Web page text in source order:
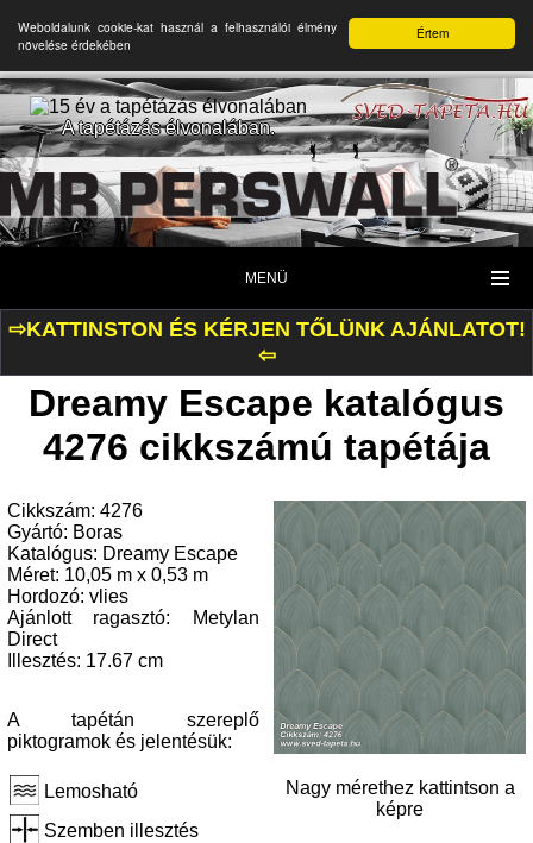
Értem
Weboldalunk cookie-kat használ a felhasználói élmény
növelése érdekében
A tapétázás élvonalában.
MENÜ
⇨KATTINSTON ÉS KÉRJEN TŐLÜNK AJÁNLATOT!
⇦
Dreamy Escape katalógus
4276 cikkszámú tapétája
Cikkszám: 4276
Gyártó: Boras
Katalógus: Dreamy Escape
Méret: 10,05 m x 0,53 m
Hordozó: vlies
Ajánlott ragasztó: Metylan
Direct
Illesztés: 17.67 cm
A tapétán szereplő
piktogramok és jelentésük:
Lemosható
Szemben illesztés
Nagy mérethez kattintson a
képre